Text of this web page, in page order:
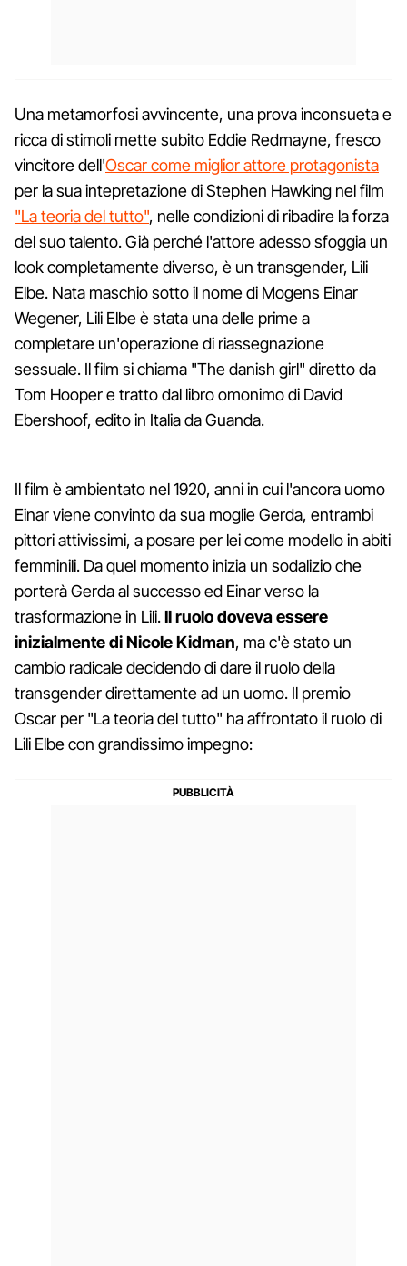
Una metamorfosi avvincente, una prova inconsueta e
ricca di stimoli mette subito Eddie Redmayne, fresco
vincitore dell'Oscar come miglior attore protagonista
per la sua intepretazione di Stephen Hawking nel film
"La teoria del tutto", nelle condizioni di ribadire la forza
del suo talento. Già perché l'attore adesso sfoggia un
look completamente diverso, è un transgender, Lili
Elbe. Nata maschio sotto il nome di Mogens Einar
Wegener, Lili Elbe è stata una delle prime a
completare un'operazione di riassegnazione
sessuale. Il film si chiama "The danish girl" diretto da
Tom Hooper e tratto dal libro omonimo di David
Ebershoof, edito in Italia da Guanda.
Il film è ambientato nel 1920, anni in cui l'ancora uomo
Einar viene convinto da sua moglie Gerda, entrambi
pittori attivissimi, a posare per lei come modello in abiti
femminili. Da quel momento inizia un sodalizio che
porterà Gerda al successo ed Einar verso la
trasformazione in Lili.Il ruolo doveva essere
inizialmente di Nicole Kidman, ma c'è stato un
cambio radicale decidendo di dare il ruolo della
transgender direttamente ad un uomo. Il premio
Oscar per "La teoria del tutto" ha affrontato il ruolo di
Lili Elbe con grandissimo impegno: